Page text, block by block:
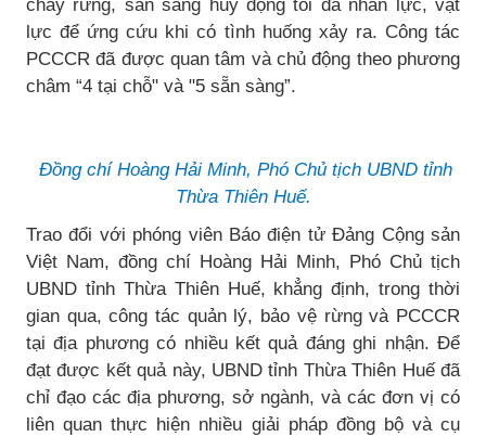
cháy rừng, sẵn sàng huy động tối đa nhân lực, vật
lực để ứng cứu khi có tình huống xảy ra. Công tác
PCCCR đã được quan tâm và chủ động theo phương
châm “4 tại chỗ" và "5 sẵn sàng”.
Đồng chí Hoàng Hải Minh, Phó Chủ tịch UBND tỉnh
Thừa Thiên Huế.
Trao đổi với phóng viên Báo điện tử Đảng Cộng sản
Việt Nam, đồng chí Hoàng Hải Minh, Phó Chủ tịch
UBND tỉnh Thừa Thiên Huế, khẳng định, trong thời
gian qua, công tác quản lý, bảo vệ rừng và PCCCR
tại địa phương có nhiều kết quả đáng ghi nhận. Để
đạt được kết quả này, UBND tỉnh Thừa Thiên Huế đã
chỉ đạo các địa phương, sở ngành, và các đơn vị có
liên quan thực hiện nhiều giải pháp đồng bộ và cụ